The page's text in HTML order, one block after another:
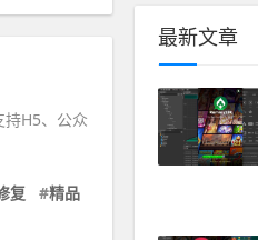
H5、公众
复 #精品
最新文章